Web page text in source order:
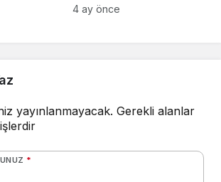
Seçim Çağrısına Ret
4 ay önce
yayınlanmayacak. Gerekli alanlar
*